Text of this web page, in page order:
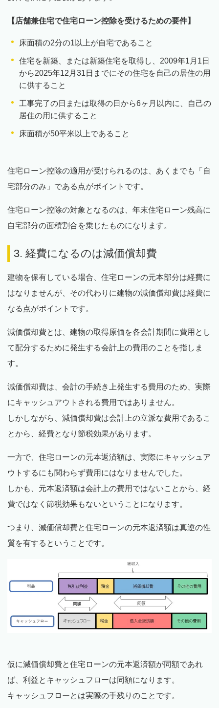
【店舗兼住宅で住宅ローン控除を受けるための要件】
床面積の2分の1以上が自宅であること
住宅を新築、または新築住宅を取得し、2009年1月1日
から2025年12月31日までにその住宅を自己の居住の用
に供すること
工事完了の日または取得の日から6ヶ月以内に、自己の
居住の用に供すること
床面積が50平米以上であること
住宅ローン控除の適用が受けられるのは、あくまでも「自
宅部分のみ」である点がポイントです。
住宅ローン控除の対象となるのは、年末住宅ローン残高に
自宅部分の面積割合を乗じたものになります。
3. 経費になるのは減価償却費
建物を保有している場合、住宅ローンの元本部分は経費に
はなりませんが、その代わりに建物の減価償却費は経費に
なる点がポイントです。
減価償却費とは、建物の取得原価を各会計期間に費用とし
て配分するために発生する会計上の費用のことを指しま
す。
減価償却費は、会計の手続き上発生する費用のため、実際
にキャッシュアウトされる費用ではありません。
しかしながら、減価償却費は会計上の立派な費用であるこ
とから、経費となり節税効果があります。
一方で、住宅ローンの元本返済額は、実際にキャッシュア
ウトするにも関わらず費用にはなりませんでした。
しかも、元本返済額は会計上の費用ではないことから、経
費ではなく節税効果もないということになります。
つまり、減価償却費と住宅ローンの元本返済額は真逆の性
質を有するということです。
仮に減価償却費と住宅ローンの元本返済額が同額であれ
ば、利益とキャッシュフローは同額になります。
キャッシュフローとは実際の手残りのことです。